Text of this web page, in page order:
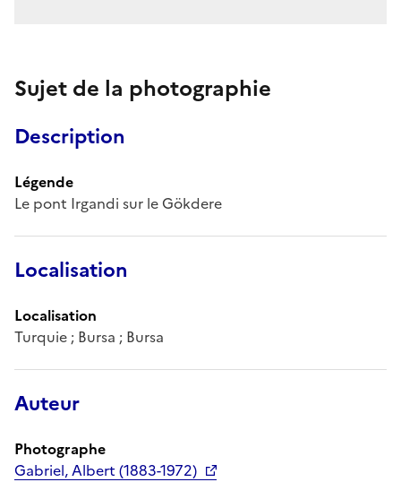
Sujet de la photographie
Description
Légende
Le pont Irgandi sur le Gökdere
Localisation
Localisation
Turquie ; Bursa ; Bursa
Auteur
Photographe
Gabriel, Albert (1883-1972)